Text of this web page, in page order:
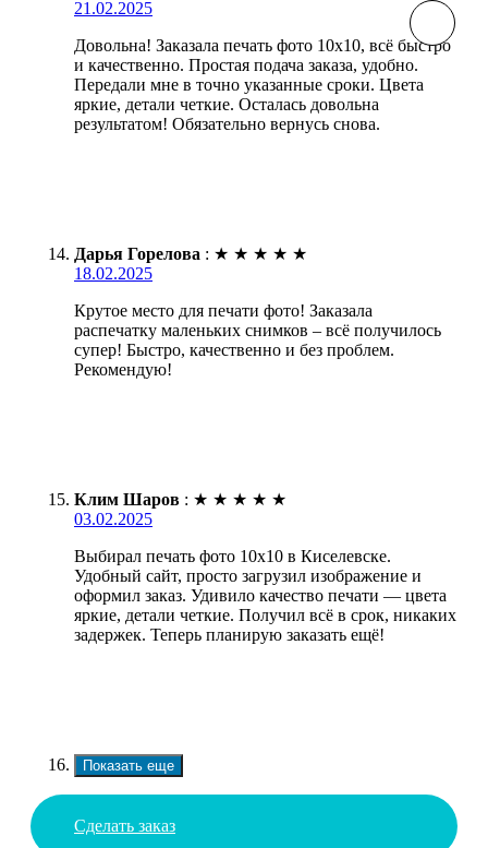
21.02.2025
Довольна! Заказала печать фото 10х10, всё быстро
и качественно. Простая подача заказа, удобно.
Передали мне в точно указанные сроки. Цвета
яркие, детали четкие. Осталась довольна
результатом! Обязательно вернусь снова.
Дарья Горелова : ★ ★ ★ ★ ★
18.02.2025
Крутое место для печати фото! Заказала
распечатку маленьких снимков – всё получилось
супер! Быстро, качественно и без проблем.
Рекомендую!
Клим Шаров : ★ ★ ★ ★ ★
03.02.2025
Выбирал печать фото 10х10 в Киселевске.
Удобный сайт, просто загрузил изображение и
оформил заказ. Удивило качество печати — цвета
яркие, детали четкие. Получил всё в срок, никаких
задержек. Теперь планирую заказать ещё!
Показать еще
Сделать заказ